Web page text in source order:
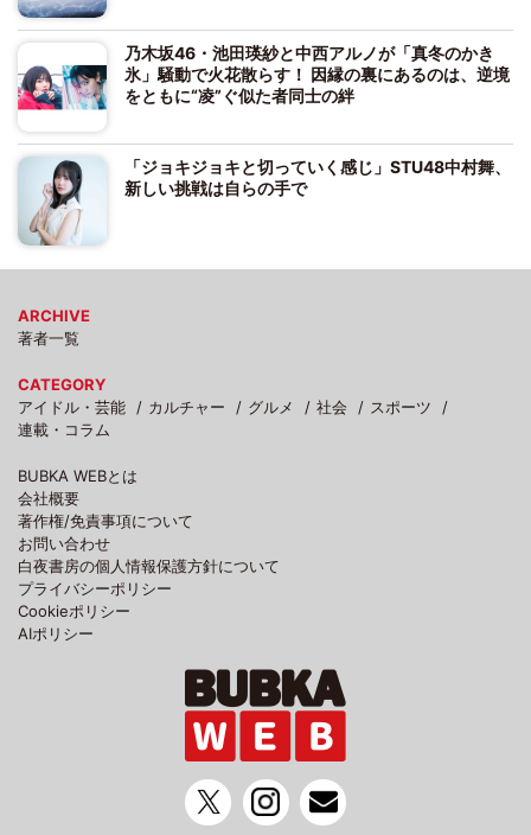
乃木坂46・池田瑛紗と中西アルノが「真冬のかき
氷」騒動で火花散らす！ 因縁の裏にあるのは、逆境
をともに“凌”ぐ似た者同士の絆
「ジョキジョキと切っていく感じ」STU48中村舞、
新しい挑戦は自らの手で
ARCHIVE
著者一覧
CATEGORY
アイドル・芸能
カルチャー グルメ 社会
スポーツ
連載・コラム
BUBKA WEBとは
会社概要
著作権/免責事項について
お問い合わせ
白夜書房の個人情報保護方針について
プライバシーポリシー
Cookieポリシー
AIポリシー